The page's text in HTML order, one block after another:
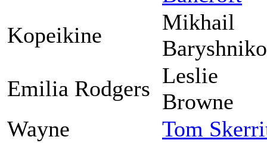
Kopeikine
Mikhail
Emilia Rodgers
Leslie
Browne
Wayne
Tom